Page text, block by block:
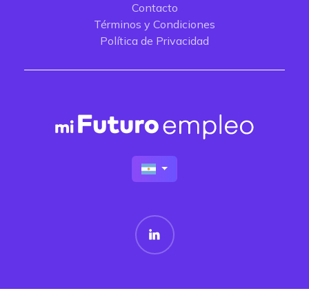
Contacto
Términos y Condiciones
Política de Privacidad